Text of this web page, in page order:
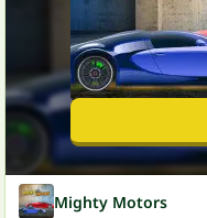
Mighty Motors